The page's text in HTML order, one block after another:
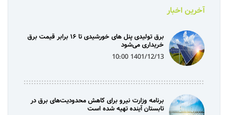
آخرین اخبار
برق تولیدی پنل‌ های خورشیدی تا ۱۶ برابر قیمت برق
خریداری می‌شود
1401/12/13 10:00
برنامه وزارت نیرو برای کاهش محدودیت‌های برق در
تابستان آینده تهیه شده است